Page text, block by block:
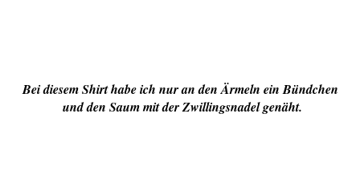
Bei diesem Shirt habe ich nur an den Ärmeln ein Bündchen
und den Saum mit der Zwillingsnadel genäht.